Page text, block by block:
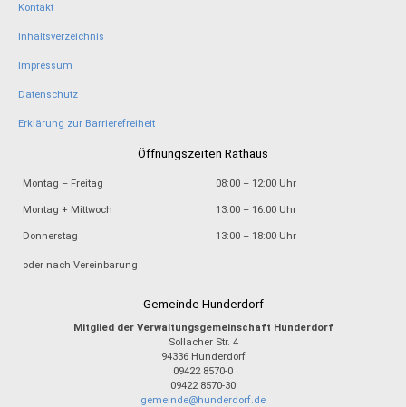
Kontakt
Inhaltsverzeichnis
Impressum
Datenschutz
Erklärung zur Barrierefreiheit
Öffnungszeiten Rathaus
Montag – Freitag 08:00 – 12:00 Uhr
Montag + Mittwoch 13:00 – 16:00 Uhr
Donnerstag 13:00 – 18:00 Uhr
oder nach Vereinbarung
Gemeinde Hunderdorf
Mitglied der Verwaltungsgemeinschaft Hunderdorf
Sollacher Str. 4
94336 Hunderdorf
09422 8570-0
09422 8570-30
gemeinde@hunderdorf.de